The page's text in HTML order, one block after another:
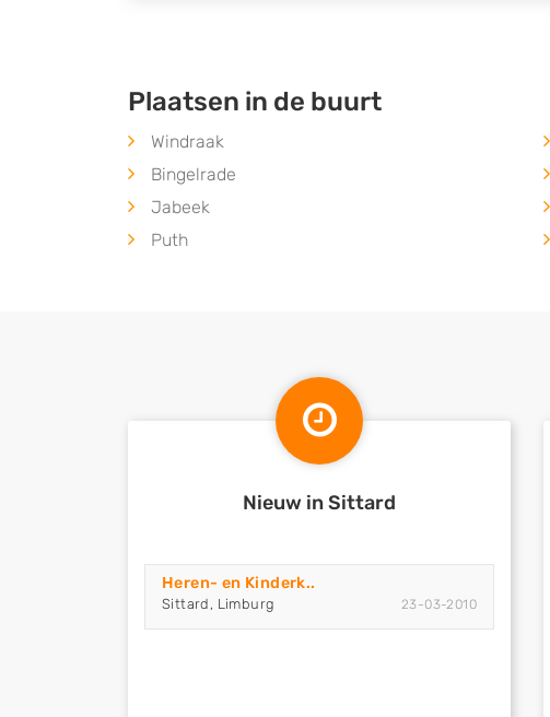
Plaatsen in de buurt
Windraak
Bingelrade
Jabeek
Puth
Nieuw in Sittard
Heren- en Kinderk..
Sittard, Limburg 23-03-2010